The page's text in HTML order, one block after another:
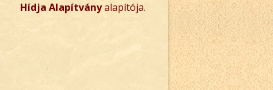
Hídja Alapítványalapítója.